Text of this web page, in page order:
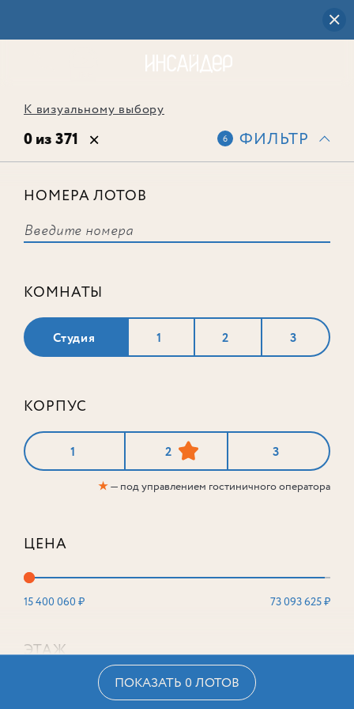
К визуальному выбору
0 из 371 6 ФИЛЬТР
НОМЕРА ЛОТОВ
КОМНАТЫ
Студия 1 2 3
КОРПУС
1 2 3
★— под управлением гостиничного оператора
ЦЕНА
15 400 060 ₽ 73 093 625 ₽
ЭТАЖ
ПОКАЗАТЬ 0 ЛОТОВ
соответствует ни одного лота